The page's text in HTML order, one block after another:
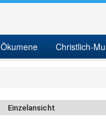
Christlich-
Einzelansicht